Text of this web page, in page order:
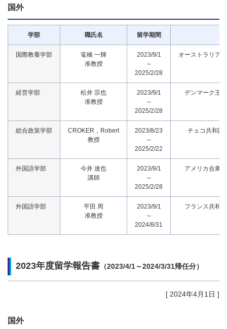
国外
学部 職氏名 留学期間
国際教養学部
篭橋 一輝
准教授
2023/9/1
～
2025/2/28
オーストラリア
経営学部
松井 宗也
准教授
2023/9/1
～
2025/2/28
デンマーク王国
総合政策学部
CROKER，Robert
教授
2023/8/23
～
2025/2/22
チェコ共和国
外国語学部
今井 達也
講師
2023/9/1
～
2025/2/28
アメリカ合衆国
外国語学部
平田 周
准教授
2023/9/1
～
2024/8/31
フランス共和国
2023年度留学報告書 （2023/4/1～2024/3/31帰任分）
[ 2024年4月1日 ]
国外